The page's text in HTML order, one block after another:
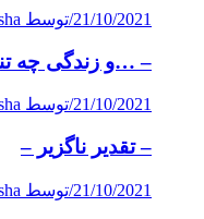
21/10/2021
/توسط jalal malaksha
– …و زندگی چه
21/10/2021
/توسط jalal malaksha
– تقدیر ناگزیر –
21/10/2021
/توسط jalal malaksha